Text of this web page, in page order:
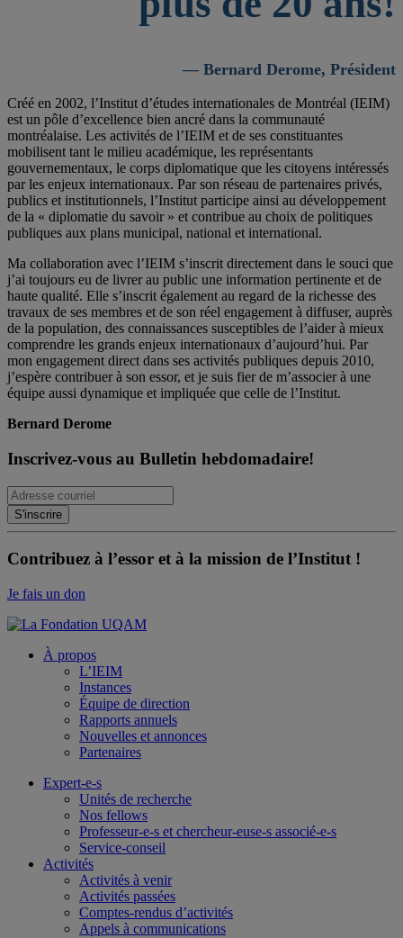
— Bernard Derome, Président
Créé en 2002, l’Institut d’études internationales de Montréal (IEIM)
est un pôle d’excellence bien ancré dans la communauté
montréalaise. Les activités de l’IEIM et de ses constituantes
mobilisent tant le milieu académique, les représentants
gouvernementaux, le corps diplomatique que les citoyens intéressés
par les enjeux internationaux. Par son réseau de partenaires privés,
publics et institutionnels, l’Institut participe ainsi au développement
de la « diplomatie du savoir » et contribue au choix de politiques
publiques aux plans municipal, national et international.
Ma collaboration avec l’IEIM s’inscrit directement dans le souci que
j’ai toujours eu de livrer au public une information pertinente et de
haute qualité. Elle s’inscrit également au regard de la richesse des
travaux de ses membres et de son réel engagement à diffuser, auprès
de la population, des connaissances susceptibles de l’aider à mieux
comprendre les grands enjeux internationaux d’aujourd’hui. Par
mon engagement direct dans ses activités publiques depuis 2010,
j’espère contribuer à son essor, et je suis fier de m’associer à une
équipe aussi dynamique et impliquée que celle de l’Institut.
Bernard Derome
Inscrivez-vous au Bulletin hebdomadaire!
Contribuez à l’essor et à la mission de l’Institut !
Je fais un don
À propos
L’IEIM
Instances
Équipe de direction
Rapports annuels
Nouvelles et annonces
Partenaires
Expert-e-s
Unités de recherche
Nos fellows
Professeur-e-s et chercheur-euse-s associé-e-s
Service-conseil
Activités
Activités à venir
Activités passées
Comptes-rendus d’activités
Appels à communications